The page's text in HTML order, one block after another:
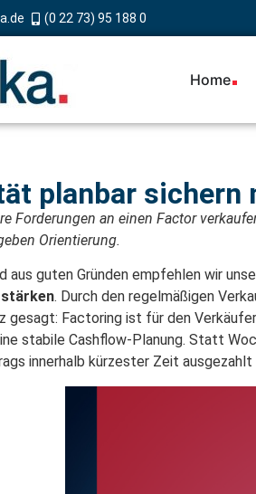
(0 22 73) 95 188 0
Home
planbar
Forderungen an einen Factor
Orientierung.
aus guten Gründen empfehlen wir
. Durch den regelmäßigen
gesagt: Factoring ist für den
stabile Cashflow-Planung. Statt
innerhalb kürzester Zeit